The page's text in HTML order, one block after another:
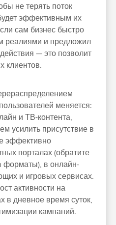
не терять поток
эффективным их
сам бизнес быстро
реалиями и предложил
— это позволит
клиентов.
меняется:
и ТВ-контента,
усилить присутствие в
эффективно
порталах (обратите
форматы), в онлайн-
и игровых сервисах.
активности на
в дневное время суток,
кампаний.